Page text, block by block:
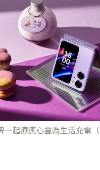
一起療癒心靈為生活充電